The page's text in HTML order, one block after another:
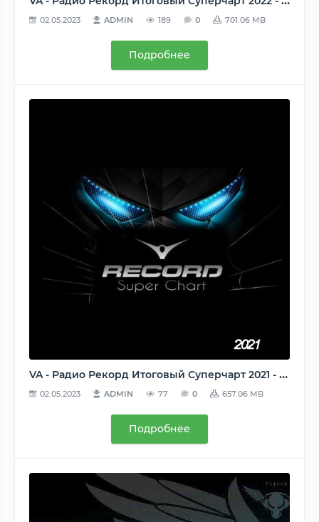
02.05.2023 ADMIN 189 0 701.06 MB
Подробнее
VA - Радио Рекорд Итоговый Суперчарт 2021 - 100 лучших треков [Record Super Chart] (2022) MP3
02.05.2023 ADMIN 77 0 657.06 MB
Подробнее